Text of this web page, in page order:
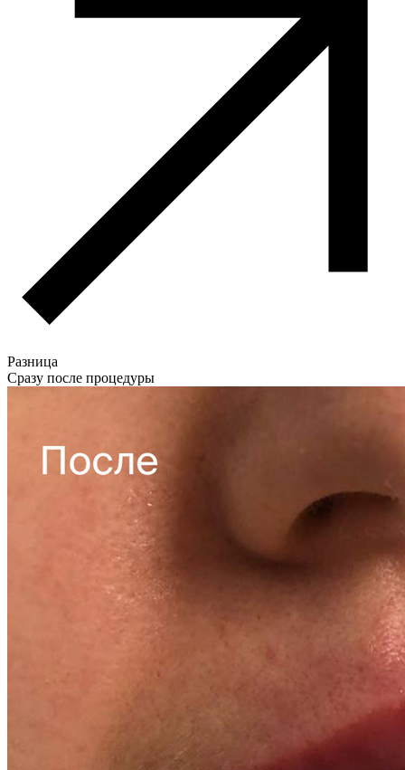
Разница
Сразу после процедуры